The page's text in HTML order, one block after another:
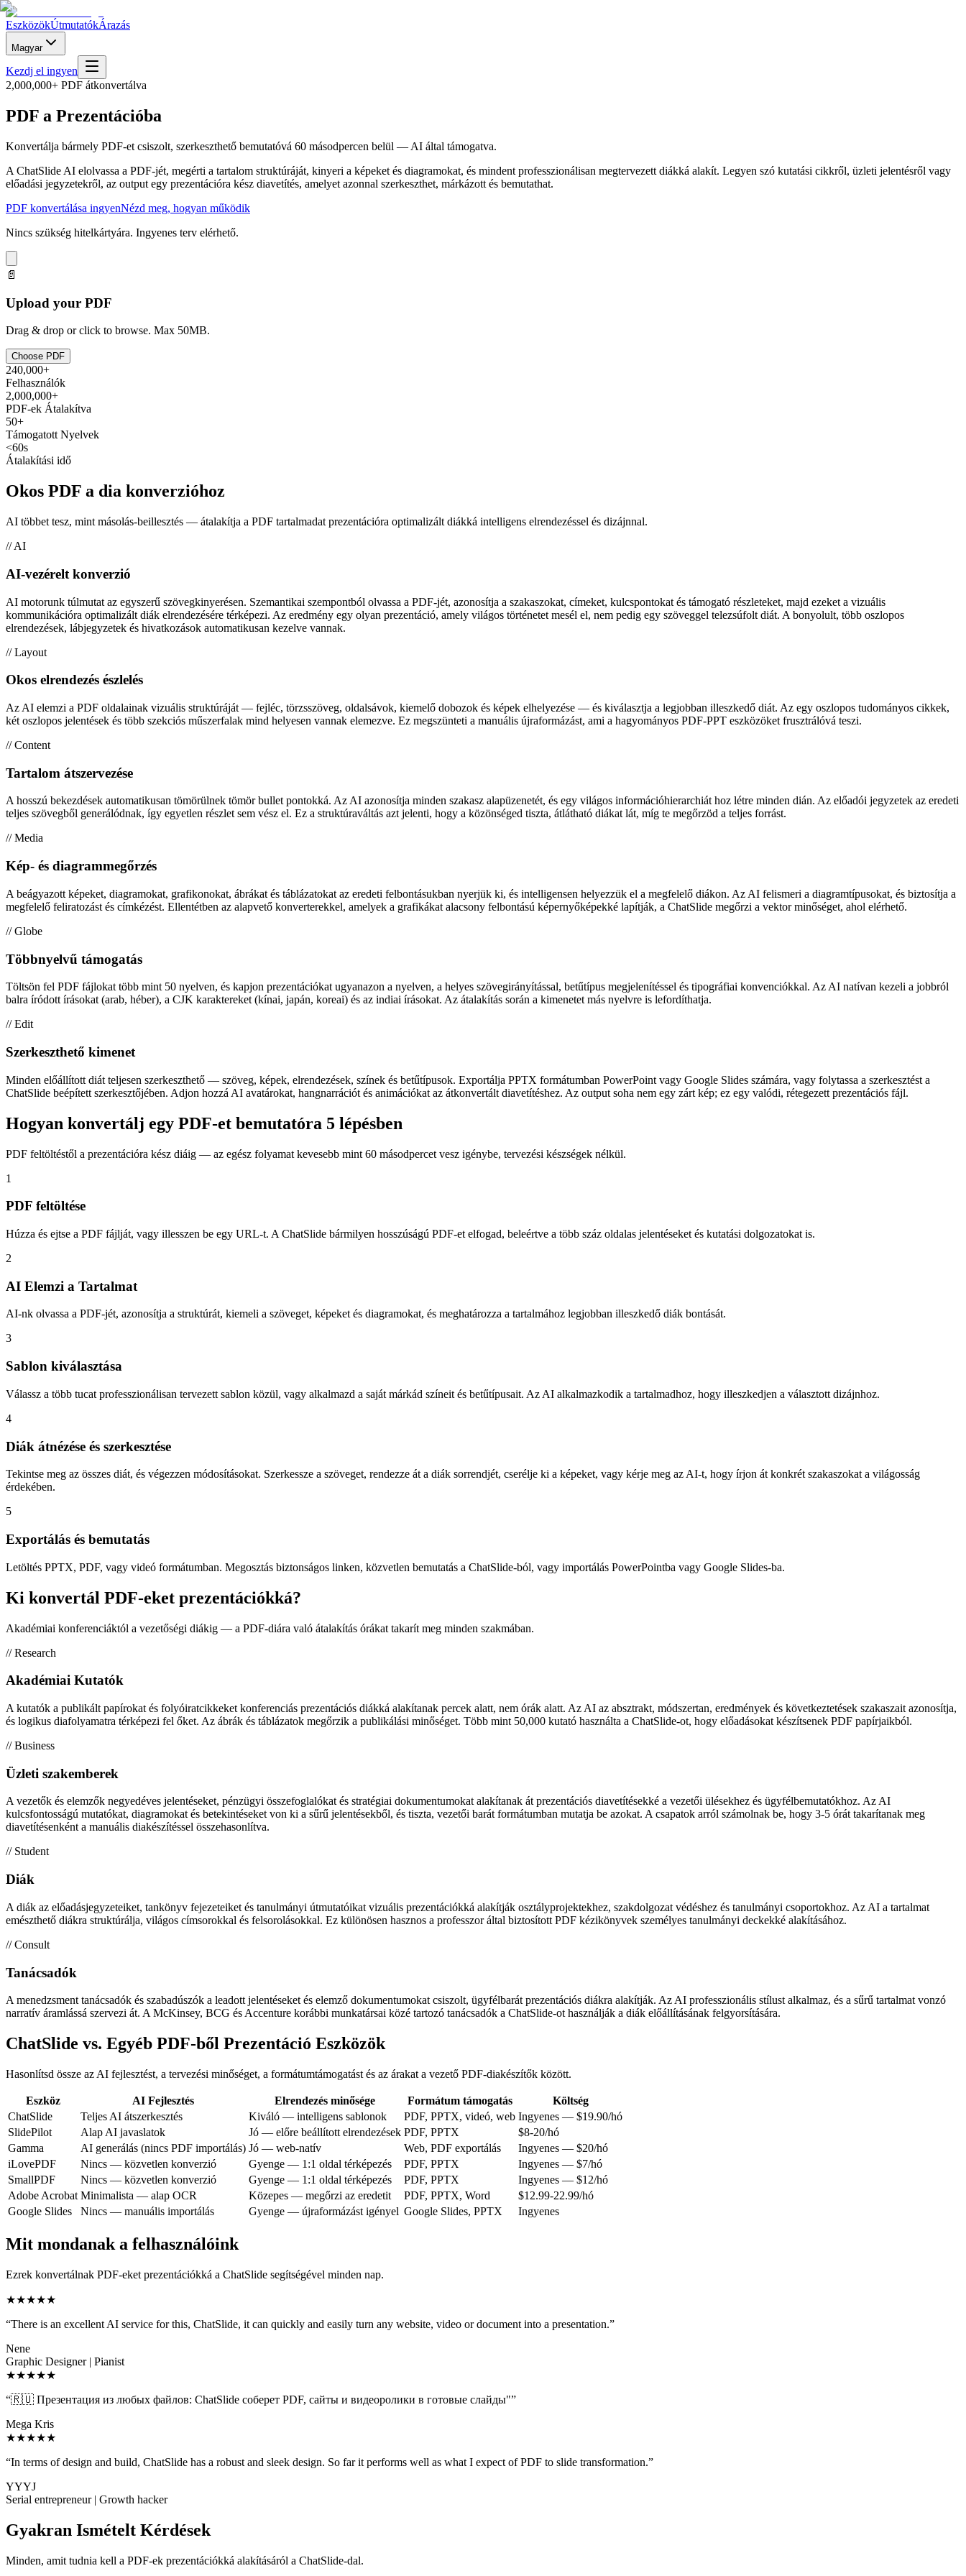
EszközökÚtmutatókÁrazás
Magyar
Kezdj el ingyen
2,000,000+ PDF átkonvertálva
PDF a Prezentációba
Konvertálja bármely PDF-et csiszolt, szerkeszthető bemutatóvá 60 másodpercen belül — AI által támogatva.
A ChatSlide AI elolvassa a PDF-jét, megérti a tartalom struktúráját, kinyeri a képeket és diagramokat, és mindent professzionálisan megtervezett diákká alakít. Legyen szó kutatási cikkről, üzleti jelentésről vagy
előadási jegyzetekről, az output egy prezentációra kész diavetítés, amelyet azonnal szerkeszthet, márkázott és bemutathat.
PDF konvertálása ingyenNézd meg, hogyan működik
Nincs szükség hitelkártyára. Ingyenes terv elérhető.
📄
Upload your PDF
Drag & drop or click to browse. Max 50MB.
Choose PDF
240,000+
Felhasználók
2,000,000+
PDF-ek Átalakítva
50+
Támogatott Nyelvek
<60s
Átalakítási idő
Okos PDF a dia konverzióhoz
AI többet tesz, mint másolás-beillesztés — átalakítja a PDF tartalmadat prezentációra optimalizált diákká intelligens elrendezéssel és dizájnnal.
// AI
AI-vezérelt konverzió
AI motorunk túlmutat az egyszerű szövegkinyerésen. Szemantikai szempontból olvassa a PDF-jét, azonosítja a szakaszokat, címeket, kulcspontokat és támogató részleteket, majd ezeket a vizuális
kommunikációra optimalizált diák elrendezésére térképezi. Az eredmény egy olyan prezentáció, amely világos történetet mesél el, nem pedig egy szöveggel telezsúfolt diát. A bonyolult, több oszlopos
elrendezések, lábjegyzetek és hivatkozások automatikusan kezelve vannak.
// Layout
Okos elrendezés észlelés
Az AI elemzi a PDF oldalainak vizuális struktúráját — fejléc, törzsszöveg, oldalsávok, kiemelő dobozok és képek elhelyezése — és kiválasztja a legjobban illeszkedő diát. Az egy oszlopos tudományos cikkek,
két oszlopos jelentések és több szekciós műszerfalak mind helyesen vannak elemezve. Ez megszünteti a manuális újraformázást, ami a hagyományos PDF-PPT eszközöket frusztrálóvá teszi.
// Content
Tartalom átszervezése
A hosszú bekezdések automatikusan tömörülnek tömör bullet pontokká. Az AI azonosítja minden szakasz alapüzenetét, és egy világos információhierarchiát hoz létre minden dián. Az előadói jegyzetek az eredeti
teljes szövegből generálódnak, így egyetlen részlet sem vész el. Ez a struktúraváltás azt jelenti, hogy a közönséged tiszta, átlátható diákat lát, míg te megőrzöd a teljes forrást.
// Media
Kép- és diagrammegőrzés
A beágyazott képeket, diagramokat, grafikonokat, ábrákat és táblázatokat az eredeti felbontásukban nyerjük ki, és intelligensen helyezzük el a megfelelő diákon. Az AI felismeri a diagramtípusokat, és biztosítja a
megfelelő feliratozást és címkézést. Ellentétben az alapvető konverterekkel, amelyek a grafikákat alacsony felbontású képernyőképekké lapítják, a ChatSlide megőrzi a vektor minőséget, ahol elérhető.
// Globe
Többnyelvű támogatás
Töltsön fel PDF fájlokat több mint 50 nyelven, és kapjon prezentációkat ugyanazon a nyelven, a helyes szövegirányítással, betűtípus megjelenítéssel és tipográfiai konvenciókkal. Az AI natívan kezeli a jobbról
balra íródott írásokat (arab, héber), a CJK karaktereket (kínai, japán, koreai) és az indiai írásokat. Az átalakítás során a kimenetet más nyelvre is lefordíthatja.
// Edit
Szerkeszthető kimenet
Minden előállított diát teljesen szerkeszthető — szöveg, képek, elrendezések, színek és betűtípusok. Exportálja PPTX formátumban PowerPoint vagy Google Slides számára, vagy folytassa a szerkesztést a
ChatSlide beépített szerkesztőjében. Adjon hozzá AI avatárokat, hangnarrációt és animációkat az átkonvertált diavetítéshez. Az output soha nem egy zárt kép; ez egy valódi, rétegezett prezentációs fájl.
Hogyan konvertálj egy PDF-et bemutatóra 5 lépésben
PDF feltöltéstől a prezentációra kész diáig — az egész folyamat kevesebb mint 60 másodpercet vesz igénybe, tervezési készségek nélkül.
1
PDF feltöltése
Húzza és ejtse a PDF fájlját, vagy illesszen be egy URL-t. A ChatSlide bármilyen hosszúságú PDF-et elfogad, beleértve a több száz oldalas jelentéseket és kutatási dolgozatokat is.
2
AI Elemzi a Tartalmat
AI-nk olvassa a PDF-jét, azonosítja a struktúrát, kiemeli a szöveget, képeket és diagramokat, és meghatározza a tartalmához legjobban illeszkedő diák bontását.
3
Sablon kiválasztása
Válassz a több tucat professzionálisan tervezett sablon közül, vagy alkalmazd a saját márkád színeit és betűtípusait. Az AI alkalmazkodik a tartalmadhoz, hogy illeszkedjen a választott dizájnhoz.
4
Diák átnézése és szerkesztése
Tekintse meg az összes diát, és végezzen módosításokat. Szerkessze a szöveget, rendezze át a diák sorrendjét, cserélje ki a képeket, vagy kérje meg az AI-t, hogy írjon át konkrét szakaszokat a világosság
érdekében.
5
Exportálás és bemutatás
Letöltés PPTX, PDF, vagy videó formátumban. Megosztás biztonságos linken, közvetlen bemutatás a ChatSlide-ból, vagy importálás PowerPointba vagy Google Slides-ba.
Ki konvertál PDF-eket prezentációkká?
Akadémiai konferenciáktól a vezetőségi diákig — a PDF-diára való átalakítás órákat takarít meg minden szakmában.
// Research
Akadémiai Kutatók
A kutatók a publikált papírokat és folyóiratcikkeket konferenciás prezentációs diákká alakítanak percek alatt, nem órák alatt. Az AI az absztrakt, módszertan, eredmények és következtetések szakaszait azonosítja,
és logikus diafolyamatra térképezi fel őket. Az ábrák és táblázatok megőrzik a publikálási minőséget. Több mint 50,000 kutató használta a ChatSlide-ot, hogy előadásokat készítsenek PDF papírjaikból.
// Business
Üzleti szakemberek
A vezetők és elemzők negyedéves jelentéseket, pénzügyi összefoglalókat és stratégiai dokumentumokat alakítanak át prezentációs diavetítésekké a vezetői ülésekhez és ügyfélbemutatókhoz. Az AI
kulcsfontosságú mutatókat, diagramokat és betekintéseket von ki a sűrű jelentésekből, és tiszta, vezetői barát formátumban mutatja be azokat. A csapatok arról számolnak be, hogy 3-5 órát takarítanak meg
diavetítésenként a manuális diakészítéssel összehasonlítva.
// Student
Diák
A diák az előadásjegyzeteiket, tankönyv fejezeteiket és tanulmányi útmutatóikat vizuális prezentációkká alakítják osztályprojektekhez, szakdolgozat védéshez és tanulmányi csoportokhoz. Az AI a tartalmat
emészthető diákra struktúrálja, világos címsorokkal és felsorolásokkal. Ez különösen hasznos a professzor által biztosított PDF kézikönyvek személyes tanulmányi deckekké alakításához.
// Consult
Tanácsadók
A menedzsment tanácsadók és szabadúszók a leadott jelentéseket és elemző dokumentumokat csiszolt, ügyfélbarát prezentációs diákra alakítják. Az AI professzionális stílust alkalmaz, és a sűrű tartalmat vonzó
narratív áramlássá szervezi át. A McKinsey, BCG és Accenture korábbi munkatársai közé tartozó tanácsadók a ChatSlide-ot használják a diák előállításának felgyorsítására.
ChatSlide vs. Egyéb PDF-ből Prezentáció Eszközök
Hasonlítsd össze az AI fejlesztést, a tervezési minőséget, a formátumtámogatást és az árakat a vezető PDF-diakészítők között.
Eszköz AI Fejlesztés Elrendezés minősége Formátum támogatás
Költség
ChatSlide
Teljes AI átszerkesztés Kiváló — intelligens sablonok PDF, PPTX, videó, web Ingyenes — $19.90/hó
SlidePilot
Alap AI javaslatok Jó — előre beállított elrendezések PDF, PPTX
$8-20/hó
Gamma
AI generálás (nincs PDF importálás) Jó — web-natív Web, PDF exportálás
Ingyenes — $20/hó
iLovePDF
Nincs — közvetlen konverzió Gyenge — 1:1 oldal térképezés PDF, PPTX
Ingyenes — $7/hó
SmallPDF
Nincs — közvetlen konverzió Gyenge — 1:1 oldal térképezés PDF, PPTX
Ingyenes — $12/hó
Adobe Acrobat Minimalista — alap OCR Közepes — megőrzi az eredetit PDF, PPTX, Word
$12.99-22.99/hó
Google Slides
Nincs — manuális importálás Gyenge — újraformázást igényel Google Slides, PPTX Ingyenes
Mit mondanak a felhasználóink
Ezrek konvertálnak PDF-eket prezentációkká a ChatSlide segítségével minden nap.
★★★★★
“There is an excellent AI service for this, ChatSlide, it can quickly and easily turn any website, video or document into a presentation.”
Nene
Graphic Designer | Pianist
★★★★★
“🇷🇺 Презентация из любых файлов: ChatSlide соберет PDF, сайты и видеоролики в готовые слайды"”
Mega Kris
★★★★★
“In terms of design and build, ChatSlide has a robust and sleek design. So far it performs well as what I expect of PDF to slide transformation.”
YYYJ
Serial entrepreneur | Growth hacker
Gyakran Ismételt Kérdések
Minden, amit tudnia kell a PDF-ek prezentációkká alakításáról a ChatSlide-dal.